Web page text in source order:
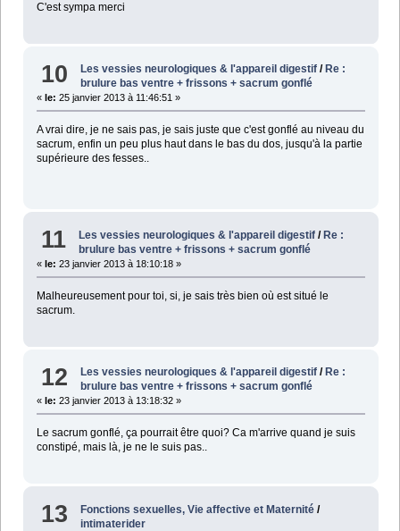
C'est sympa merci
10 Les vessies neurologiques & l'appareil digestif / Re :
brulure bas ventre + frissons + sacrum gonflé
« le: 25 janvier 2013 à 11:46:51 »
A vrai dire, je ne sais pas, je sais juste que c'est gonflé au niveau du
sacrum, enfin un peu plus haut dans le bas du dos, jusqu'à la partie
supérieure des fesses..
11 Les vessies neurologiques & l'appareil digestif /Re :
brulure bas ventre + frissons + sacrum gonflé
« le: 23 janvier 2013 à 18:10:18 »
Malheureusement pour toi, si, je sais très bien où est situé le
sacrum.
12 Les vessies neurologiques & l'appareil digestif / Re :
brulure bas ventre + frissons + sacrum gonflé
« le: 23 janvier 2013 à 13:18:32 »
Le sacrum gonflé, ça pourrait être quoi? Ca m'arrive quand je suis
constipé, mais là, je ne le suis pas..
13 Fonctions sexuelles, Vie affective et Maternité /
intimaterider